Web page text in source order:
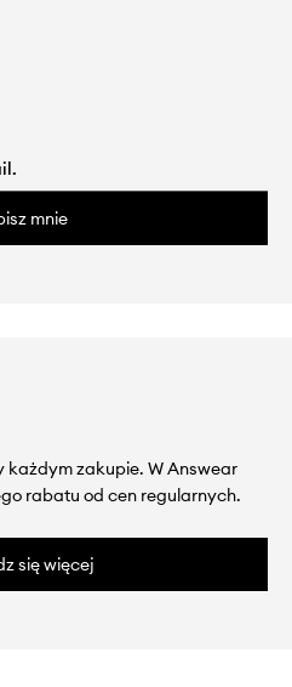
mnie
każdym zakupie. W Answear
rabatu od cen regularnych.
się więcej